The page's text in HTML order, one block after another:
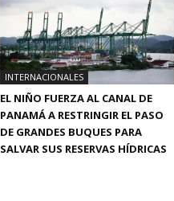
INTERNACIONALES
EL NIÑO FUERZA AL CANAL DE
PANAMÁ A RESTRINGIR EL PASO
DE GRANDES BUQUES PARA
SALVAR SUS RESERVAS HÍDRICAS